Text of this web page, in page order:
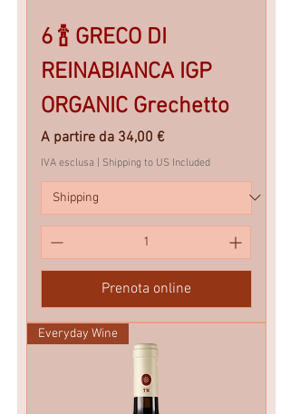
6 🍾 GRECO DI
REINABIANCA IGP
ORGANIC Grechetto
A partire da 34,00 €
Prezzo scontato
IVA esclusa Shipping to US Included
Prenota online
Everyday Wine